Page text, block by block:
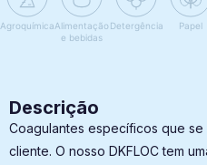
AgroquímicaAlimentação
e bebidas
Detergência Papel
Descrição
Coagulantes específicos que
cliente. O nosso DKFLOC tem